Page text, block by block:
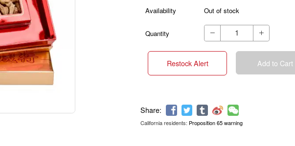
Availability Out of stock
Quantity  
Restock Alert Add to Cart
California residents: Proposition 65 warning